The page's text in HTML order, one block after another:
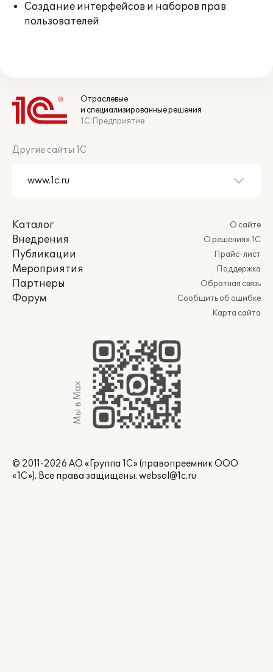
Создание интерфейсов и наборов прав
пользователей
Отраслевые
и специализированные решения
1С:Предприятие
Другие сайты 1С
Каталог
Внедрения
Публикации
Мероприятия
Партнеры
Форум
О сайте
О решениях 1С
Прайс-лист
Поддержка
Обратная связь
Сообщить об ошибке
Карта сайта
Мы в Max
© 2011-2026 АО «Группа 1С» (правопреемник ООО
«1С»). Все права защищены. websol@1c.ru